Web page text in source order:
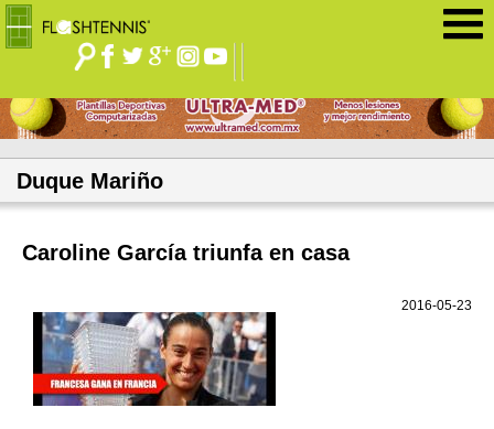
Duque Mariño
Caroline García triunfa en casa
2016-05-23